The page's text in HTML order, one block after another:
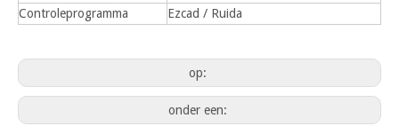
Controleprogramma
Ezcad / Ruida
op:
onder een: